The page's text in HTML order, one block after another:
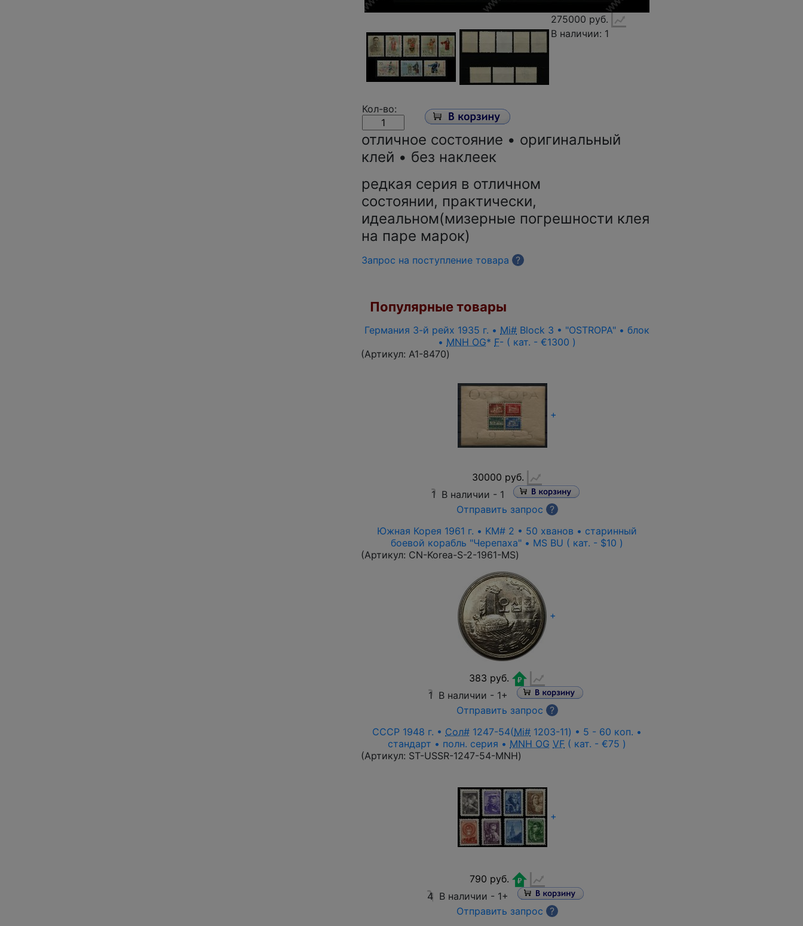
275000 руб.
В наличии: 1
Кол-во:
отличное состояние • оригинальный
клей • без наклеек
редкая серия в отличном
состоянии, практически,
идеальном(мизерные погрешности клея
на паре марок)
Запрос на поступление товара ?
Популярные товары
Германия 3-й рейх 1935 г. • Mi# Block 3 • "OSTROPA" • блок
• MNH OG* F- ( кат. - €1300 )
(Артикул: A1-8470)
+
30000 руб.
1 В наличии - 1
Отправить запрос
?
Южная Корея 1961 г. • KM# 2 • 50 хванов • старинный
боевой корабль "Черепаха" • MS BU ( кат. - $10 )
(Артикул: CN-Korea-S-2-1961-MS)
+
383 руб.
1 В наличии - 1+
Отправить запрос
?
СССР 1948 г. • Сол# 1247-54(Mi# 1203-11) • 5 - 60 коп. •
стандарт • полн. серия • MNH OG VF ( кат. - €75 )
(Артикул: ST-USSR-1247-54-MNH)
+
790 руб.
4 В наличии - 1+
Отправить запрос
?